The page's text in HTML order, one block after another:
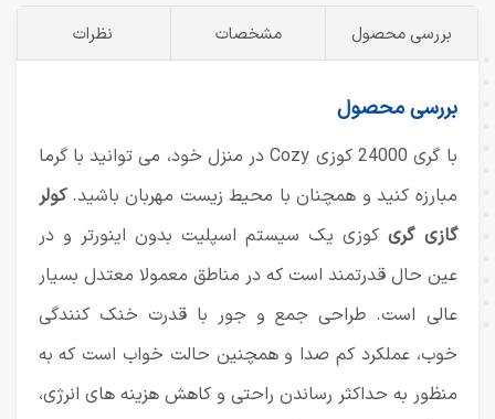
بررسی محصول مشخصات نظرات
بررسی محصول
با گری 24000 کوزی Cozy در منزل خود، می توانید با گرما
مبارزه کنید و همچنان با محیط زیست مهربان باشید.کولر
گازی گریکوزی یک سیستم اسپلیت بدون اینورتر و در
عین حال قدرتمند است که در مناطق معمولا معتدل بسیار
عالی است. طراحی جمع و جور با قدرت خنک کنندگی
خوب، عملکرد کم صدا و همچنین حالت خواب است که به
منظور به حداکثر رساندن راحتی و کاهش هزینه های انرژی،